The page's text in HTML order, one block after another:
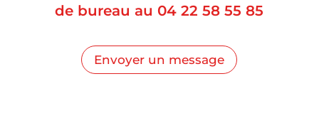
de bureau au 04 22 58 55 85
Envoyer un message